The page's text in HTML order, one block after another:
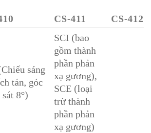
CS-411 CS-412
sáng
tán, góc
8°)
SCI (bao
gồm thành
phần phản
xạ gương),
SCE (loại
trừ thành
phần phản
xạ gương)